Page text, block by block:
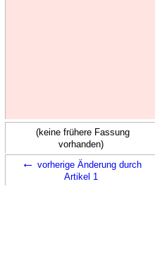
(keine frühere Fassung
vorhanden)
← vorherige Änderung durch
Artikel 1